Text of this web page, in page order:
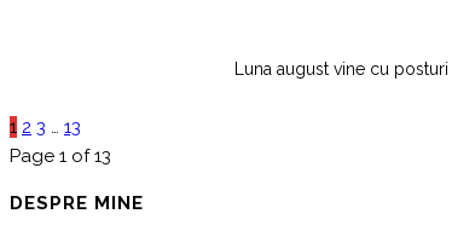
Luna august vine cu
1 2 3 … 13
Page 1 of 13
DESPRE MINE